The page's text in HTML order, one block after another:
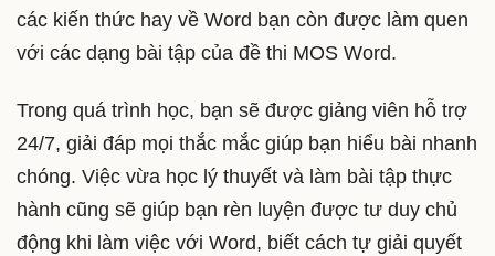
các kiến thức hay về Word bạn còn được làm quen
với các dạng bài tập của đề thi MOS Word.
Trong quá trình học, bạn sẽ được giảng viên hỗ trợ
24/7, giải đáp mọi thắc mắc giúp bạn hiểu bài nhanh
chóng. Việc vừa học lý thuyết và làm bài tập thực
hành cũng sẽ giúp bạn rèn luyện được tư duy chủ
động khi làm việc với Word, biết cách tự giải quyết